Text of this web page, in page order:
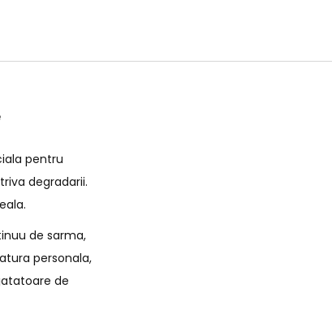
pentru
degradarii.
de sarma,
personala,
de